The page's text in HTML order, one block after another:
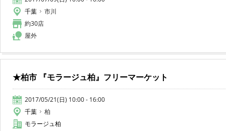
千葉
市川
約30店
屋外
★柏市 『モラージュ柏』フリーマーケット
2017/05/21(日) 10:00 - 16:00
千葉
柏
モラージュ柏